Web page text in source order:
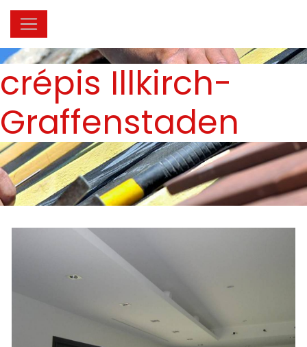
crépis Illkirch-
Graffenstaden
Panneau de gestion des cookies